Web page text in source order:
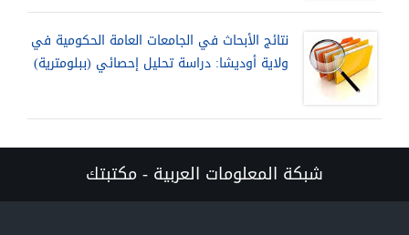
نتائج الأبحاث في الجامعات العامة الحكومية في
ولاية أوديشا: دراسة تحليل إحصائي (ببلومترية)
شبكة المعلومات العربية - مكتبتك